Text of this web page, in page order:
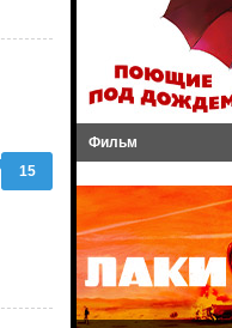
15
Фильм